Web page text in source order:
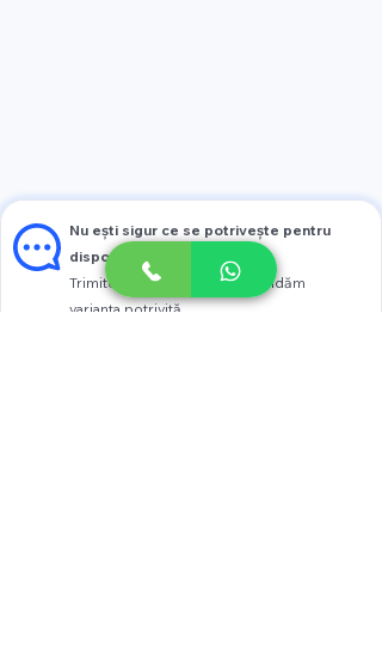
Nu ești sigur ce se potrivește pentru
dispozitivul tău?
Trimite modelul și îți recomandăm
varianta potrivită